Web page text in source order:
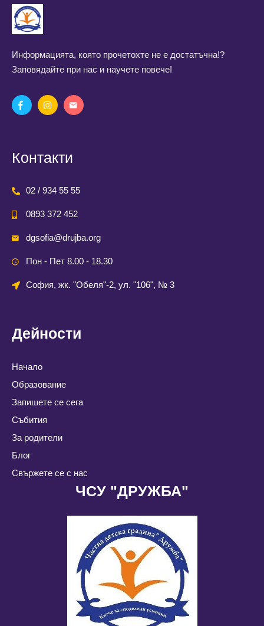
Информацията, която прочетохте не е достатъчна!?
Заповядайте при нас и научете повече!
Контакти
02 / 934 55 55
0893 372 452
dgsofia@drujba.org
Пон - Пет 8.00 - 18.30
София, жк. "Обеля"-2, ул. "106", № 3
Дейности
Начало
Образование
Запишете се сега
Събития
За родители
Блог
Свържете се с нас
ЧСУ "ДРУЖБА"